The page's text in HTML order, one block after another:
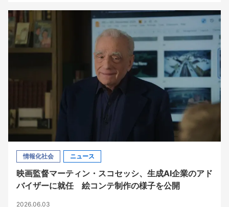
情報化社会 ニュース
映画監督マーティン・スコセッシ、生成AI企業のアド
バイザーに就任 絵コンテ制作の様子を公開
2026.06.03